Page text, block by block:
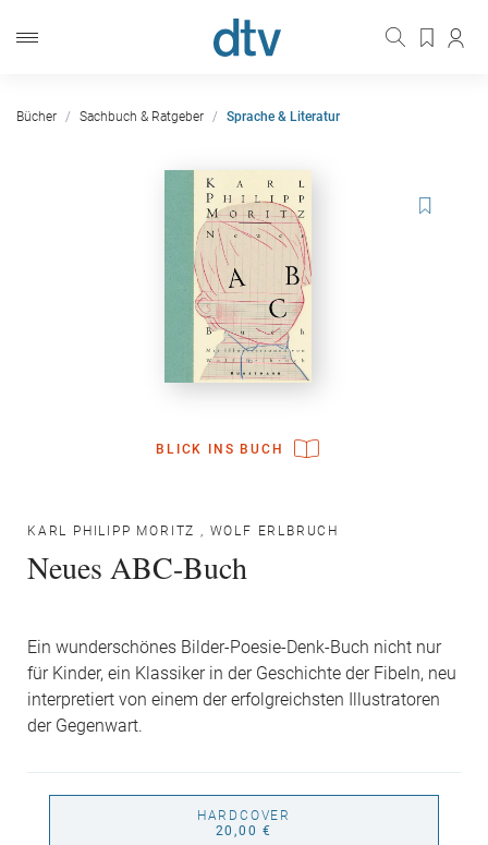
Bücher Sachbuch & Ratgeber Sprache & Literatur
BLICK INS BUCH
KARL PHILIPP MORITZ , WOLF ERLBRUCH
Neues ABC-Buch
Ein wunderschönes Bilder-Poesie-Denk-Buch nicht nur
für Kinder, ein Klassiker in der Geschichte der Fibeln, neu
interpretiert von einem der erfolgreichsten Illustratoren
der Gegenwart.
HARDCOVER
20,00 €